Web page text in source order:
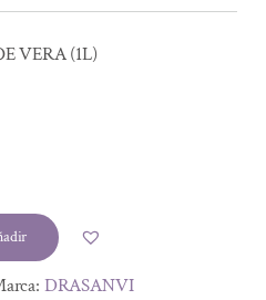
VERA (1L)
DRASANVI